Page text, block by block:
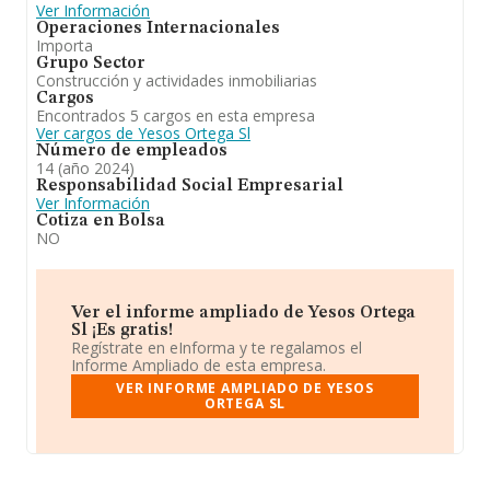
Ver Información
Operaciones Internacionales
Importa
Grupo Sector
Construcción y actividades inmobiliarias
Cargos
Encontrados 5 cargos en esta empresa
Ver cargos de Yesos Ortega Sl
Número de empleados
14 (año 2024)
Responsabilidad Social Empresarial
Ver Información
Cotiza en Bolsa
NO
Ver el informe ampliado de Yesos Ortega
Sl ¡Es gratis!
Regístrate en eInforma y te regalamos el
Informe Ampliado de esta empresa.
VER INFORME AMPLIADO DE YESOS
ORTEGA SL